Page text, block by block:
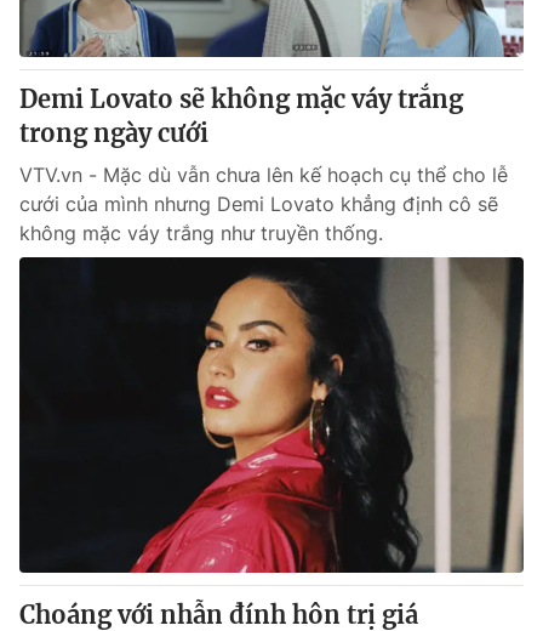
Demi Lovato sẽ không mặc váy trắng
trong ngày cưới
VTV.vn - Mặc dù vẫn chưa lên kế hoạch cụ thể cho lễ
cưới của mình nhưng Demi Lovato khẳng định cô sẽ
không mặc váy trắng như truyền thống.
Choáng với nhẫn đính hôn trị giá